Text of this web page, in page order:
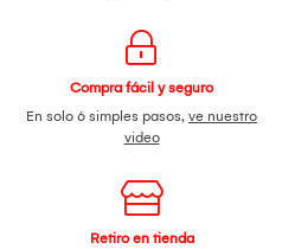
Compra fácil y seguro
En solo 6 simples pasos, ve nuestro
video
Retiro en tienda